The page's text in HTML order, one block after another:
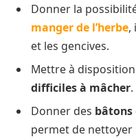
Donner la
manger de l’herbe,
et les gencives.
Mettre à
difficiles à mâcher.
Donner des bâtons
permet de nettoyer